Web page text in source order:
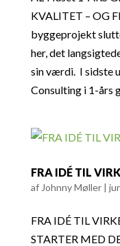
KVALITET – OG
byggeprojekt
her, det
sin værdi. I sidste
Consulting i 1-års
FRA IDÉ TIL
af Johnny Møller|
FRA IDÉ TIL
STARTER MED